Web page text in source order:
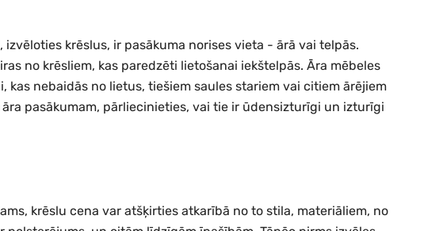
izvēloties krēslus, ir pasākuma norises vieta - ārā vai telpās.
no krēsliem, kas paredzēti lietošanai iekštelpās. Āra mēbeles
nebaidās no lietus, tiešiem saules stariem vai citiem ārējiem
pasākumam, pārliecinieties, vai tie ir ūdensizturīgi un izturīgi
krēslu cena var atšķirties atkarībā no to stila, materiāliem, no